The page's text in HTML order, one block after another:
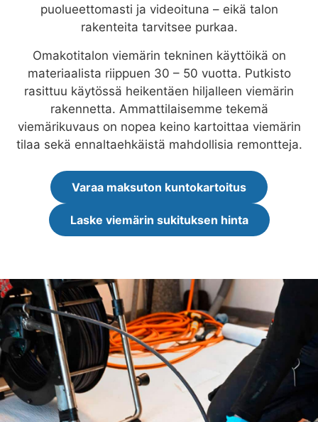
puolueettomasti ja videoituna – eikä talon
rakenteita tarvitsee purkaa.
Omakotitalon viemärin tekninen käyttöikä on
materiaalista riippuen 30 – 50 vuotta. Putkisto
rasittuu käytössä heikentäen hiljalleen viemärin
rakennetta. Ammattilaisemme tekemä
viemärikuvaus on nopea keino kartoittaa viemärin
tilaa sekä ennaltaehkäistä mahdollisia remontteja.
Varaa maksuton kuntokartoitus
Laske viemärin sukituksen hinta